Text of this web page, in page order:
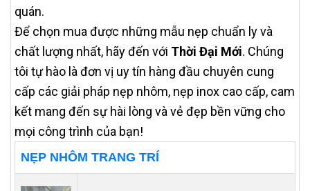
quán.
Để chọn mua được những mẫu nẹp chuẩn ly và
chất lượng nhất, hãy đến với Thời Đại Mới. Chúng
tôi tự hào là đơn vị uy tín hàng đầu chuyên cung
cấp các giải pháp nẹp nhôm, nẹp inox cao cấp, cam
kết mang đến sự hài lòng và vẻ đẹp bền vững cho
mọi công trình của bạn!
NẸP NHÔM TRANG TRÍ